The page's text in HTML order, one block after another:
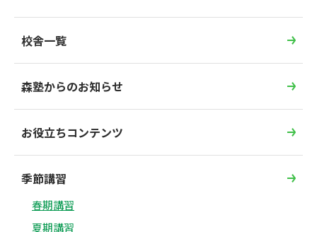
校舎一覧
森塾からのお知らせ
お役立ちコンテンツ
季節講習
春期講習
夏期講習